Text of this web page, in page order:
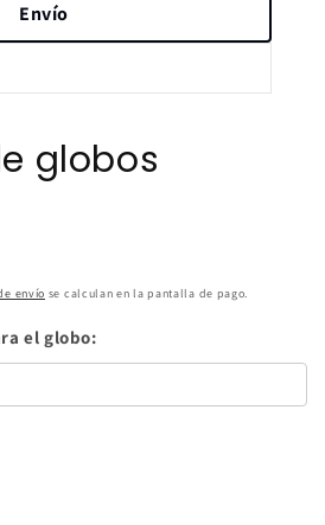
Envío
globos
envío se calculan en la pantalla de pago.
el globo: